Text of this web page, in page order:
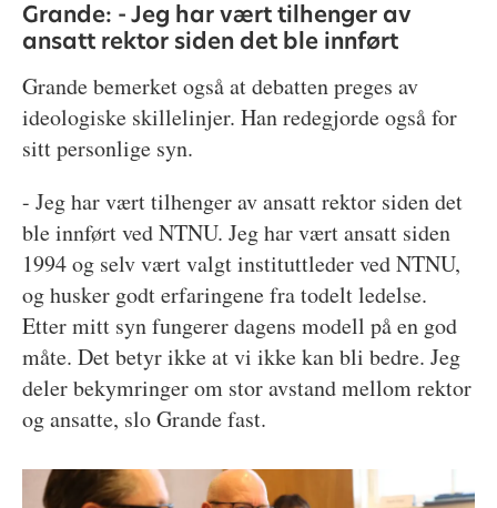
Grande: - Jeg har vært tilhenger av
ansatt rektor siden det ble innført
Grande bemerket også at debatten preges av
ideologiske skillelinjer. Han redegjorde også for
sitt personlige syn.
- Jeg har vært tilhenger av ansatt rektor siden det
ble innført ved NTNU. Jeg har vært ansatt siden
1994 og selv vært valgt instituttleder ved NTNU,
og husker godt erfaringene fra todelt ledelse.
Etter mitt syn fungerer dagens modell på en god
måte. Det betyr ikke at vi ikke kan bli bedre. Jeg
deler bekymringer om stor avstand mellom rektor
og ansatte, slo Grande fast.